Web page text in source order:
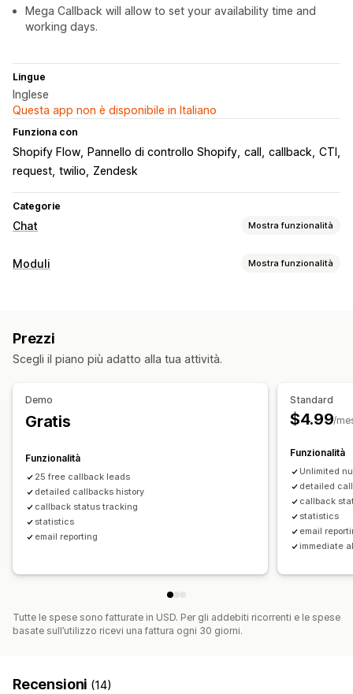
Mega Callback will allow to set your availability time and
working days.
Lingue
Inglese
Questa app non è disponibile in Italiano
Funziona con
Shopify Flow Pannello di controllo Shopify call callback CTI
request twilio Zendesk
Categorie
Chat Mostra funzionalità
Messaggistica in tempo reale
Colore e font
Moduli Mostra funzionalità
Gestione dei dati
Dashboard
Analisi
Prezzi
Scegli il piano più adatto alla tua attività.
Demo
Gratis
Funzionalità
25 free callback leads
detailed callbacks history
callback status tracking
statistics
email reporting
Standard
$4.99/
Funzionalità
Unlimited
detailed
callback
statistics
email
immediate
Tutte le spese sono fatturate in USD. Per gli addebiti ricorrenti e le spese
basate sull’utilizzo ricevi una fattura ogni 30 giorni.
Recensioni (14)